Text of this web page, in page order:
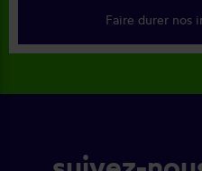
Faire durer nos